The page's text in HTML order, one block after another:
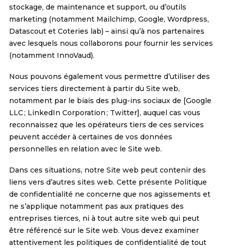
stockage, de maintenance et support, ou d’outils
marketing (notamment Mailchimp, Google, Wordpress,
Datascout et Coteries lab) – ainsi qu’à nos partenaires
avec lesquels nous collaborons pour fournir les services
(notamment InnoVaud).
Nous pouvons également vous permettre d’utiliser des
services tiers directement à partir du Site web,
notamment par le biais des plug-ins sociaux de [Google
LLC ; LinkedIn Corporation ; Twitter], auquel cas vous
reconnaissez que les opérateurs tiers de ces services
peuvent accéder à certaines de vos données
personnelles en relation avec le Site web.
Dans ces situations, notre Site web peut contenir des
liens vers d’autres sites web. Cette présente Politique
de confidentialité ne concerne que nos agissements et
ne s’applique notamment pas aux pratiques des
entreprises tierces, ni à tout autre site web qui peut
être référencé sur le Site web. Vous devez examiner
attentivement les politiques de confidentialité de tout